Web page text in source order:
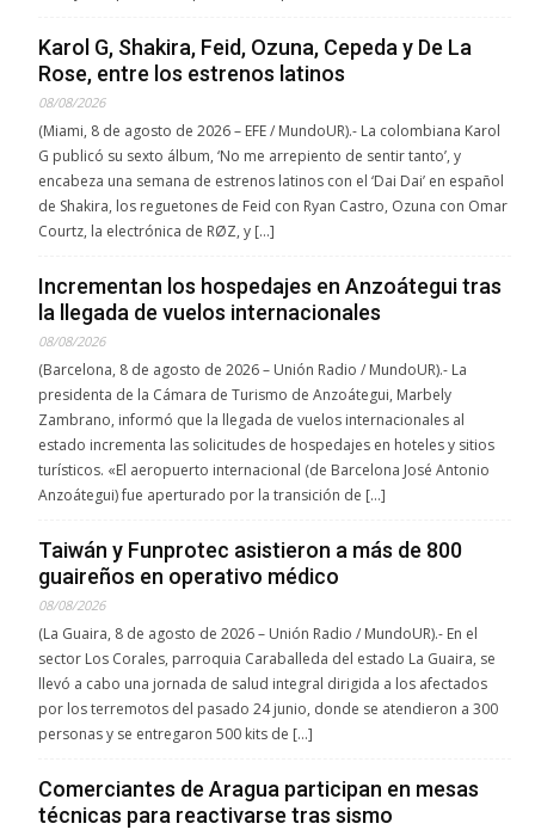
Karol G, Shakira, Feid, Ozuna, Cepeda y De La
Rose, entre los estrenos latinos
08/08/2026
(Miami, 8 de agosto de 2026 – EFE / MundoUR).- La colombiana Karol
G publicó su sexto álbum, ‘No me arrepiento de sentir tanto’, y
encabeza una semana de estrenos latinos con el ‘Dai Dai’ en español
de Shakira, los reguetones de Feid con Ryan Castro, Ozuna con Omar
Courtz, la electrónica de RØZ, y […]
Incrementan los hospedajes en Anzoátegui tras
la llegada de vuelos internacionales
08/08/2026
(Barcelona, 8 de agosto de 2026 – Unión Radio / MundoUR).- La
presidenta de la Cámara de Turismo de Anzoátegui, Marbely
Zambrano, informó que la llegada de vuelos internacionales al
estado incrementa las solicitudes de hospedajes en hoteles y sitios
turísticos. «El aeropuerto internacional (de Barcelona José Antonio
Anzoátegui) fue aperturado por la transición de […]
Taiwán y Funprotec asistieron a más de 800
guaireños en operativo médico
08/08/2026
(La Guaira, 8 de agosto de 2026 – Unión Radio / MundoUR).- En el
sector Los Corales, parroquia Caraballeda del estado La Guaira, se
llevó a cabo una jornada de salud integral dirigida a los afectados
por los terremotos del pasado 24 junio, donde se atendieron a 300
personas y se entregaron 500 kits de […]
Comerciantes de Aragua participan en mesas
técnicas para reactivarse tras sismo